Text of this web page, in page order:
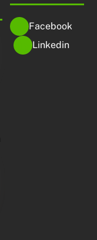
Facebook
Linkedin